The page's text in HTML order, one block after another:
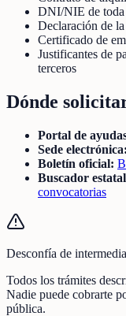
DNI/NIE de toda
Declaración de
Certificado de
Justificantes de
terceros
Dónde
Portal de
Sede electrónica:
Boletín oficial:
Buscador
convocatorias
Desconfía de
Todos los trámites
Nadie puede cobrarte
pública.